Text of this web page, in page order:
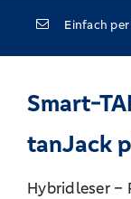
Einfach
Smart-
tanJack
Hybridleser –